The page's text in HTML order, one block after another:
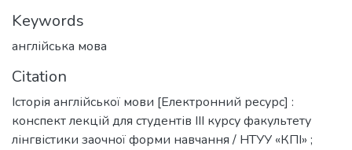
Keywords
англійська мова
Citation
Історія англійської мови [Електронний ресурс] :
конспект лекцій для студентів ІІІ курсу факультету
лінгвістики заочної форми навчання / НТУУ «КПІ» ;